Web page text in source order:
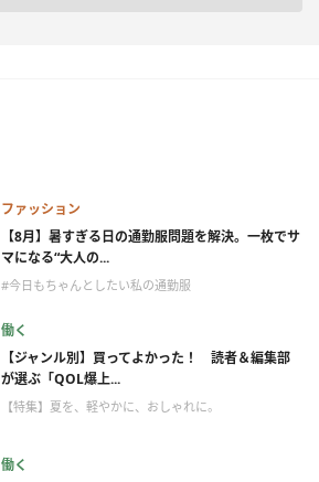
ファッション
【8月】暑すぎる日の通勤服問題を解決。一枚でサ
マになる“大人の...
#今日もちゃんとしたい私の通勤服
働く
【ジャンル別】買ってよかった！ 読者＆編集部
が選ぶ「QOL爆上...
【特集】夏を、軽やかに、おしゃれに。
働く